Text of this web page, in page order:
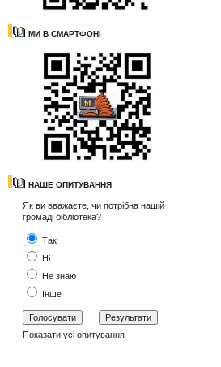
МИ В СМАРТФОНІ
НАШЕ ОПИТУВАННЯ
Як ви вважаєте, чи потрібна нашій
громаді бібліотека?
Так
Ні
Не знаю
Інше
Показати усі опитування